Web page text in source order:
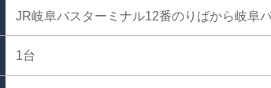
JR岐阜バスターミナル12番のりばから岐
1台